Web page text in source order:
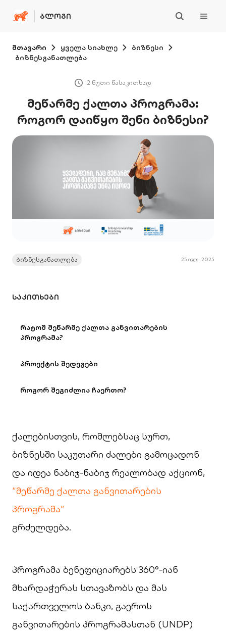
ᲑᲚᲝᲒᲘ
მთავარი ყველა სიახლე
ბიზნესი
ბიზნესგანათლება
2 წუთი წასაკითხად
მეწარმე ქალთა პროგრამა:
როგორ დაიწყო შენი ბიზნესი?
ბიზნესგანათლება 25 ივლ. 2025
ᲡᲐᲙᲘᲗᲮᲔᲑᲘ
რატომ მეწარმე ქალთა განვითარების
პროგრამა?
პროექტის შედეგები
როგორ შეგიძლია ჩაერთო?
ქალებისთვის, რომლებსაც სურთ,
ბიზნესში საკუთარი ძალები გამოცადონ
და იდეა ნაბიჯ-ნაბიჯ რეალობად აქციონ,
“მეწარმე ქალთა განვითარების
პროგრამა”
გრძელდება.
პროგრამა ბენეფიციარებს 360°-იან
მხარდაჭერას სთავაზობს და მას
საქართველოს ბანკი, გაეროს
განვითარების პროგრამასთან (UNDP)